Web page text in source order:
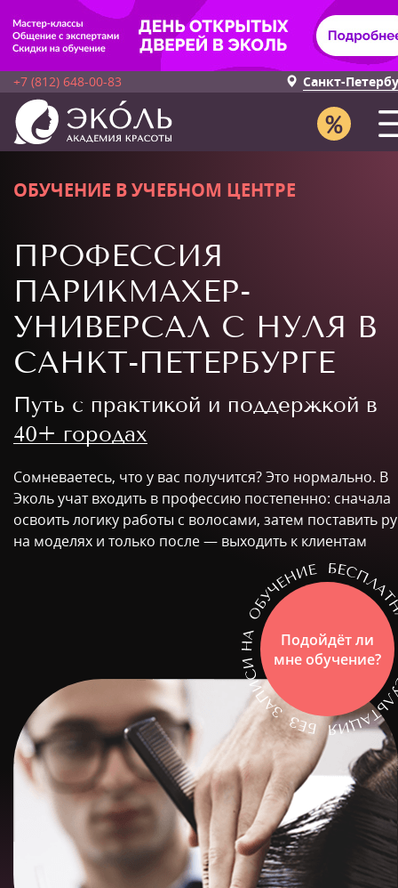
+7 (812) 648-00-83 Санкт-
ОБУЧЕНИЕ В УЧЕБНОМ ЦЕНТРЕ
ПРОФЕССИЯ
ПАРИКМАХЕР-
УНИВЕРСАЛ С НУЛЯ В
САНКТ-ПЕТЕРБУРГЕ
Путь с практикой и поддержкой в
40+ городах
Сомневаетесь, что у вас получится? Это нормально. В
Эколь учат входить в профессию постепенно: сначала
освоить логику работы с волосами, затем поставить
на моделях и только после — выходить к клиентам
Подойдёт ли
мне обучение?